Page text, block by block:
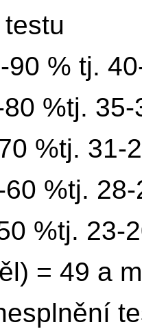
90 % tj.
%tj.
%tj. 31-
%tj.
%tj. 23-
= 49 a